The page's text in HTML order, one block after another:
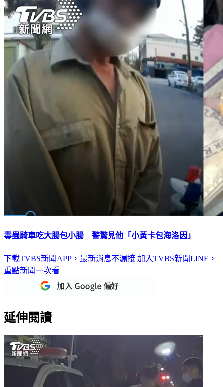
毒蟲騎車吃大腸包小腸 警驚見他「小黃卡包海洛因」
下載TVBS新聞APP，最新消息不漏接 加入TVBS新聞LINE，
重點新聞一次看
延伸閱讀